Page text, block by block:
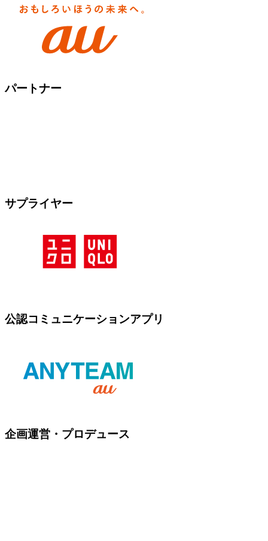
パートナー
サプライヤー
公認コミュニケーションアプリ
企画運営・プロデュース